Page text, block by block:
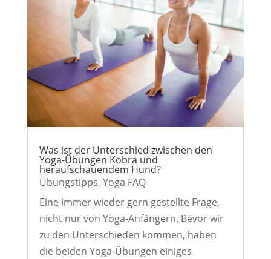
Was ist der Unterschied zwischen den
Yoga-Übungen Kobra und
heraufschauendem Hund?
Übungstipps, Yoga FAQ
Eine immer wieder gern gestellte Frage,
nicht nur von Yoga-Anfängern. Bevor wir
zu den Unterschieden kommen, haben
die beiden Yoga-Übungen einiges